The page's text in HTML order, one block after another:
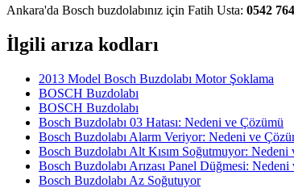
Ankara'da Bosch buzdolabınız için Fatih Usta: 0542
İlgili arıza kodları
2013 Model Bosch Buzdolabı Motor Şoklama
BOSCH Buzdolabı
BOSCH Buzdolabı
Bosch Buzdolabı 03 Hatası: Nedeni ve Çözümü
Bosch Buzdolabı Alarm Veriyor: Nedeni ve
Bosch Buzdolabı Alt Kısım Soğutmuyor: Nedeni
Bosch Buzdolabı Arızası Panel Düğmesi:
Bosch Buzdolabı Az Soğutuyor